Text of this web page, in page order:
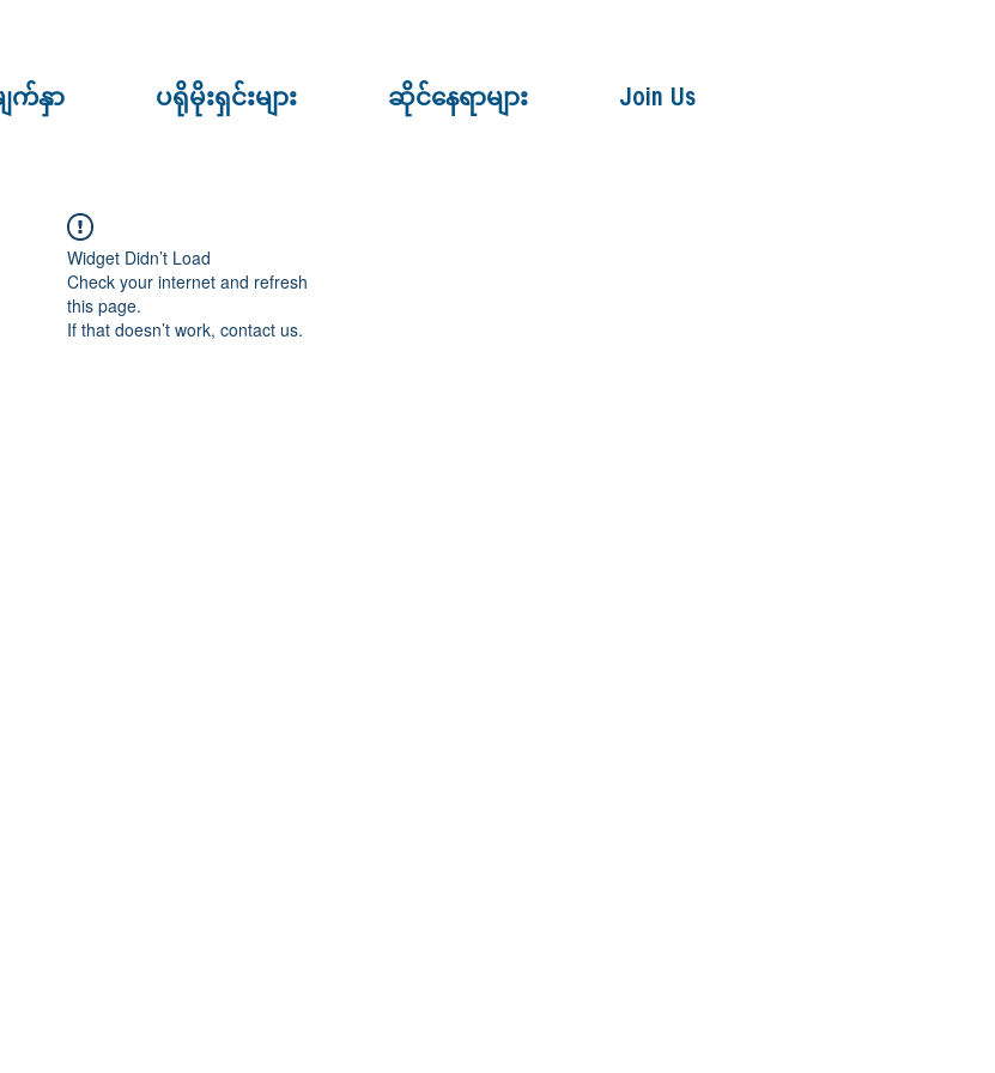
က်နှာ ပရိုမိုးရှင်းများ ဆိုင်နေရာများ Join Us
Widget Didn’t Load
Check your internet and refresh
this page.
If that doesn’t work, contact us.